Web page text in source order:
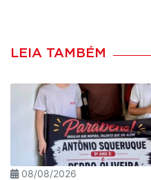
LEIA TAMBÉM
08/08/2026